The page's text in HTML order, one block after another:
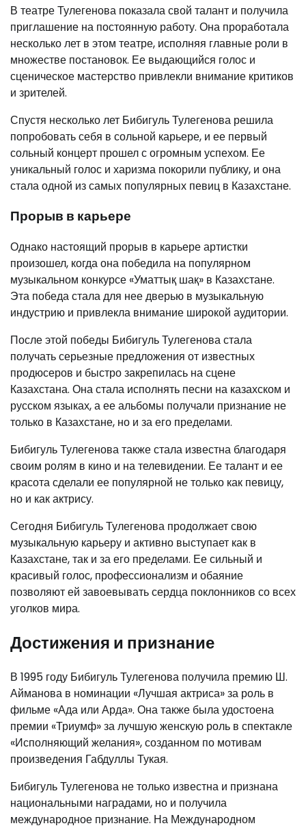
В театре Тулегенова показала свой талант и получила
приглашение на постоянную работу. Она проработала
несколько лет в этом театре, исполняя главные роли в
множестве постановок. Ее выдающийся голос и
сценическое мастерство привлекли внимание критиков
и зрителей.
Спустя несколько лет Бибигуль Тулегенова решила
попробовать себя в сольной карьере, и ее первый
сольный концерт прошел с огромным успехом. Ее
уникальный голос и харизма покорили публику, и она
стала одной из самых популярных певиц в Казахстане.
Прорыв в карьере
Однако настоящий прорыв в карьере артистки
произошел, когда она победила на популярном
музыкальном конкурсе «Уматтық шақ» в Казахстане.
Эта победа стала для нее дверью в музыкальную
индустрию и привлекла внимание широкой аудитории.
После этой победы Бибигуль Тулегенова стала
получать серьезные предложения от известных
продюсеров и быстро закрепилась на сцене
Казахстана. Она стала исполнять песни на казахском и
русском языках, а ее альбомы получали признание не
только в Казахстане, но и за его пределами.
Бибигуль Тулегенова также стала известна благодаря
своим ролям в кино и на телевидении. Ее талант и ее
красота сделали ее популярной не только как певицу,
но и как актрису.
Сегодня Бибигуль Тулегенова продолжает свою
музыкальную карьеру и активно выступает как в
Казахстане, так и за его пределами. Ее сильный и
красивый голос, профессионализм и обаяние
позволяют ей завоевывать сердца поклонников со всех
уголков мира.
Достижения и признание
В 1995 году Бибигуль Тулегенова получила премию Ш.
Айманова в номинации «Лучшая актриса» за роль в
фильме «Ада или Арда». Она также была удостоена
премии «Триумф» за лучшую женскую роль в спектакле
«Исполняющий желания», созданном по мотивам
произведения Габдуллы Тукая.
Бибигуль Тулегенова не только известна и признана
национальными наградами, но и получила
международное признание. На Международном